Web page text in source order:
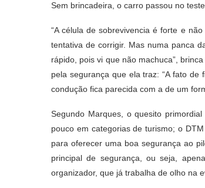
Sem brincadeira, o carro passou no
“A célula de sobrevivencia é forte e
tentativa de corrigir. Mas numa panca
rápido, pois vi que não machuca”,
pela segurança que ela traz: “A fato
condução fica parecida com a de um
Segundo Marques, o quesito
pouco em categorias de turismo; o
para oferecer uma boa segurança ao
principal de segurança, ou seja,
organizador, que já trabalha de olho na